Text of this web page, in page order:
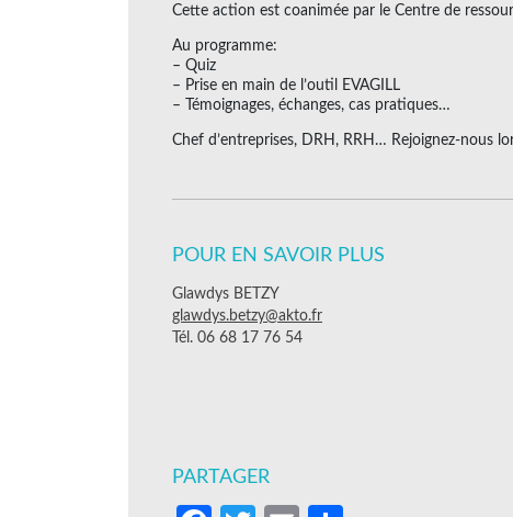
Cette action est coanimée par le Centre de
Au programme:
– Quiz
– Prise en main de l’outil EVAGILL
– Témoignages, échanges, cas pratiques…
Chef d’entreprises, DRH, RRH… Rejoignez-nous
POUR EN SAVOIR PLUS
Glawdys BETZY
glawdys.betzy@akto.fr
Tél. 06 68 17 76 54
PARTAGER